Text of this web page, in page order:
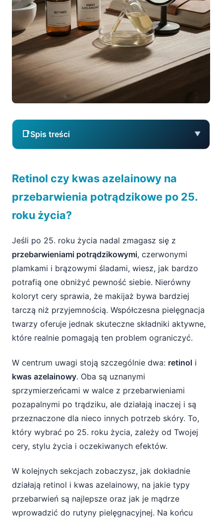
📑Spis treści ▼
przebarwienia potrądzikowe po 25. roku
życia?
Retinol po 25. roku życia – intensywna
Jak retinol działa na przebarwienia
potrądzikowe?
Co zyskujesz, wybierając retinol po 25. roku
życia?
Jak bezpiecznie stosować retinol i na co
uważać?
broń na czerwone i brązowe przebarwienia
Jak kwas azelainowy działa na
Jakie korzyści daje kwas azelainowy po 25.
roku życia?
azelainowego?
Co wybrać: retinol czy kwas azelainowy po
25. roku życia?
Retinol czy kwas azelainowy na
przebarwienia potrądzikowe po 25.
roku życia?
Jeśli po 25. roku życia nadal zmagasz się z
przebarwieniami potrądzikowymi, czerwonymi
plamkami i brązowymi śladami, wiesz, jak bardzo
potrafią one obniżyć pewność siebie. Nierówny
koloryt cery sprawia, że makijaż bywa bardziej
tarczą niż przyjemnością. Współczesna pielęgnacja
twarzy oferuje jednak skuteczne składniki aktywne,
które realnie pomagają ten problem ograniczyć.
W centrum uwagi stoją szczególnie dwa: retinol i
kwas azelainowy. Oba są uznanymi
sprzymierzeńcami w walce z przebarwieniami
pozapalnymi po trądziku, ale działają inaczej i są
przeznaczone dla nieco innych potrzeb skóry. To,
który wybrać po 25. roku życia, zależy od Twojej
cery, stylu życia i oczekiwanych efektów.
W kolejnych sekcjach zobaczysz, jak dokładnie
działają retinol i kwas azelainowy, na jakie typy
przebarwień są najlepsze oraz jak je mądrze
wprowadzić do rutyny pielęgnacyjnej. Na końcu